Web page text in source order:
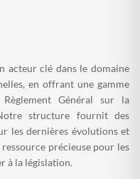
acteur clé dans le domaine
en offrant une gamme
Général sur la
structure fournit des
les dernières évolutions et
précieuse pour les
à la législation.